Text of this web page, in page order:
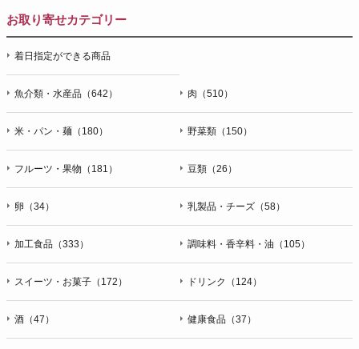
お取り寄せカテゴリー
着日指定ができる商品
魚介類・水産品（642） 肉（510）
米・パン・麺（180） 野菜類（150）
フルーツ・果物（181） 豆類（26）
卵（34） 乳製品・チーズ（58）
加工食品（333） 調味料・香辛料・油（105）
スイーツ・お菓子（172） ドリンク（124）
酒（47） 健康食品（37）